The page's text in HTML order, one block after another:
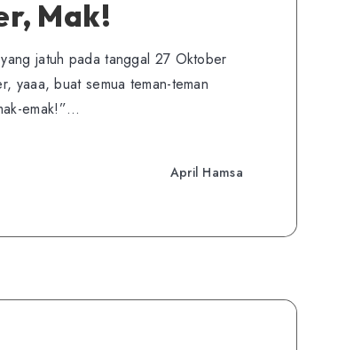
Mak!
jatuh pada tanggal 27 Oktober
yaaa, buat semua teman-teman
emak!”…
April Hamsa